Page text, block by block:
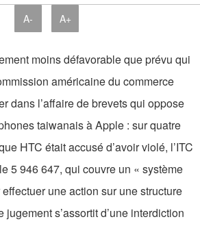
A- A+
moins défavorable que prévu qui
américaine du commerce
dans l’affaire de brevets qui oppose
taiwanais à Apple : sur quatre
HTC était accusé d’avoir violé, l’ITC
5 946 647, qui couvre un « système
une action sur une structure
s’assortit d’une interdiction